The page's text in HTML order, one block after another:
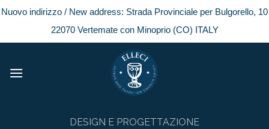
Nuovo indirizzo / New address: Strada Provinciale per Bulgorello, 10
22070 Vertemate con Minoprio (CO) ITALY
content
DESIGN E PROGETTAZIONE